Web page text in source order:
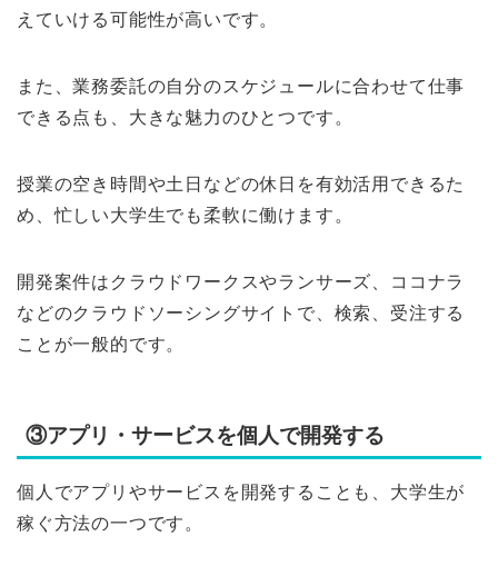
えていける可能性が高いです。
また、業務委託の自分のスケジュールに合わせて仕事
できる点も、大きな魅力のひとつです。
授業の空き時間や土日などの休日を有効活用できるた
め、忙しい大学生でも柔軟に働けます。
開発案件はクラウドワークスやランサーズ、ココナラ
などのクラウドソーシングサイトで、検索、受注する
ことが一般的です。
③アプリ・サービスを個人で開発する
個人でアプリやサービスを開発することも、大学生が
稼ぐ方法の一つです。